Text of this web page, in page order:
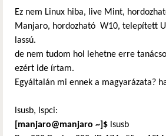
Ez nem Linux hiba, live Mint,
Manjaro, hordozható W10, telepített
lassú.
de nem tudom hol lehetne erre
ezért ide írtam.
Egyáltalán mi ennek a magyarázata?
lsusb, lspci:
[manjaro@manjaro ~ ]$ lsusb